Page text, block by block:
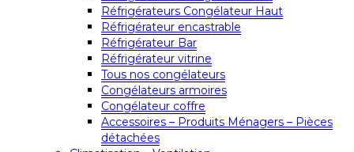
Réfrigérateurs Congélateur Haut
Réfrigérateur encastrable
Réfrigérateur Bar
Réfrigérateur vitrine
Tous nos congélateurs
Congélateurs armoires
Congélateur coffre
Accessoires – Produits Ménagers – Pièces
détachées